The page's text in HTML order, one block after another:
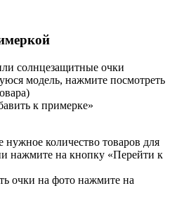
солнцезащитные очки
модель, нажмите посмотреть
к примерке»
нужное количество товаров для
нажмите на кнопку «Перейти к
очки на фото нажмите на